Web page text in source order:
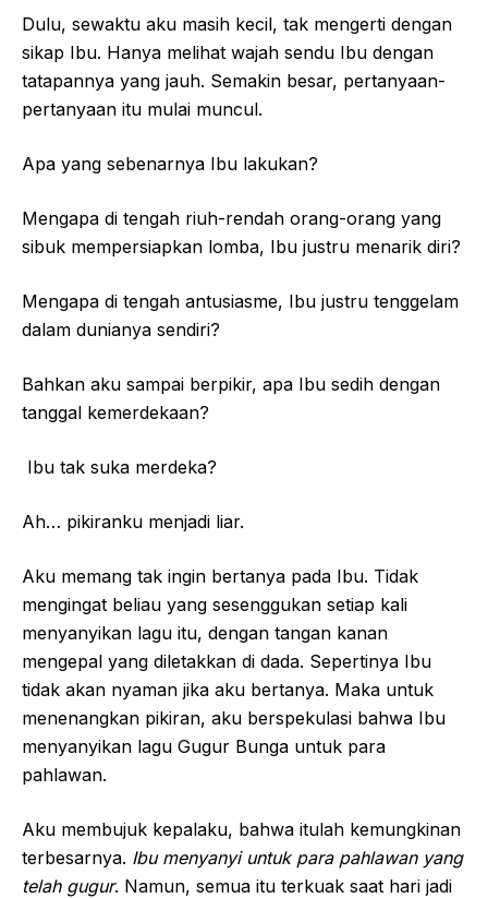
Dulu, sewaktu aku masih kecil, tak mengerti dengan
sikap Ibu. Hanya melihat wajah sendu Ibu dengan
tatapannya yang jauh. Semakin besar, pertanyaan-
pertanyaan itu mulai muncul.
Apa yang sebenarnya Ibu lakukan?
Mengapa di tengah riuh-rendah orang-orang yang
sibuk mempersiapkan lomba, Ibu justru menarik diri?
Mengapa di tengah antusiasme, Ibu justru tenggelam
dalam dunianya sendiri?
Bahkan aku sampai berpikir, apa Ibu sedih dengan
tanggal kemerdekaan?
Ibu tak suka merdeka?
Ah… pikiranku menjadi liar.
Aku memang tak ingin bertanya pada Ibu. Tidak
mengingat beliau yang sesenggukan setiap kali
menyanyikan lagu itu, dengan tangan kanan
mengepal yang diletakkan di dada. Sepertinya Ibu
tidak akan nyaman jika aku bertanya. Maka untuk
menenangkan pikiran, aku berspekulasi bahwa Ibu
menyanyikan lagu Gugur Bunga untuk para
pahlawan.
Aku membujuk kepalaku, bahwa itulah kemungkinan
terbesarnya. Ibu menyanyi untuk para pahlawan yang
telah gugur. Namun, semua itu terkuak saat hari jadi